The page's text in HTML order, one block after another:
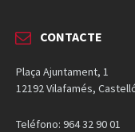
CONTACTE
Plaça Ajuntament, 1
12192 Vilafamés,
Teléfono: 964 32 90 01